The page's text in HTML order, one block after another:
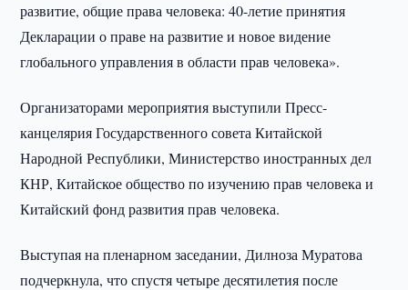
развитие, общие права человека: 40-летие принятия
Декларации о праве на развитие и новое видение
глобального управления в области прав человека».
Организаторами мероприятия выступили Пресс-
канцелярия Государственного совета Китайской
Народной Республики, Министерство иностранных дел
КНР, Китайское общество по изучению прав человека и
Китайский фонд развития прав человека.
Выступая на пленарном заседании, Дилноза Муратова
подчеркнула, что спустя четыре десятилетия после